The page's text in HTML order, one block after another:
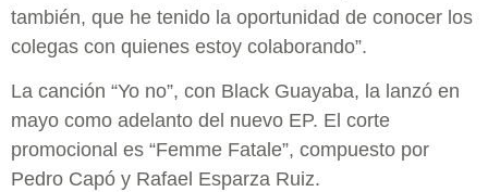
también, que he tenido la oportunidad de conocer los
colegas con quienes estoy colaborando”.
La canción “Yo no”, con Black Guayaba, la lanzó en
mayo como adelanto del nuevo EP. El corte
promocional es “Femme Fatale”, compuesto por
Pedro Capó y Rafael Esparza Ruiz.